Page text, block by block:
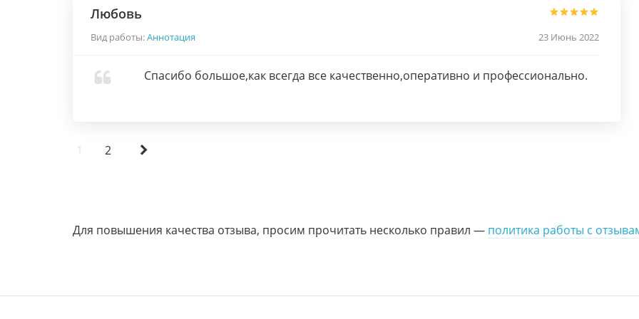
Любовь
Вид работы:Аннотация 23 Июнь 2022
Спасибо большое,как всегда все качественно,оперативно и профессионально.
1 2
Для повышения качества отзыва, просим прочитать несколько правил — политика работы с